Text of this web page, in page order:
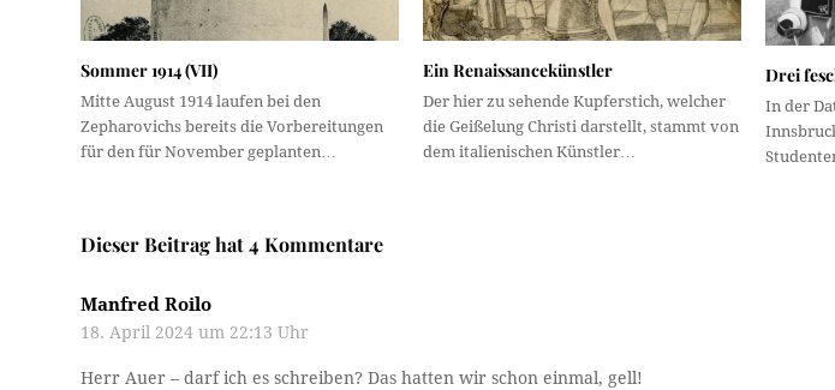
Sommer 1914 (VII)
Mitte August 1914 laufen bei den
Zepharovichs bereits die Vorbereitungen
für den für November geplanten…
Ein Renaissancekünstler
Der hier zu sehende Kupferstich, welcher
die Geißelung Christi darstellt, stammt von
dem italienischen Künstler…
Drei
In der
Dieser Beitrag hat 4 Kommentare
Manfred Roilo
18. April 2024 um 22:13 Uhr
Herr Auer – darf ich es schreiben? Das hatten wir schon einmal, gell!